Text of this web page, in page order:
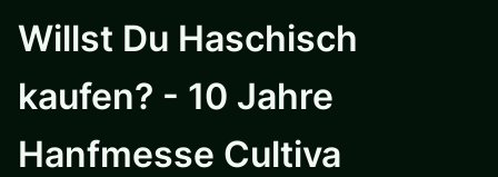
Willst Du Haschisch
kaufen? - 10 Jahre
Hanfmesse Cultiva